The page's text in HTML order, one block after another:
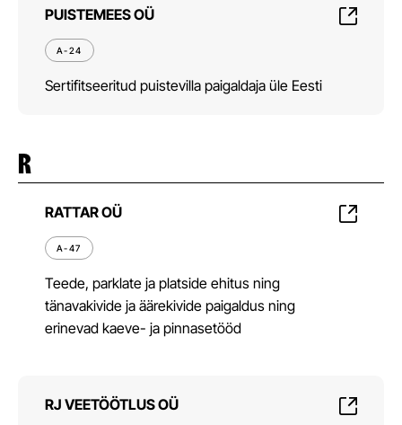
PUISTEMEES OÜ
A-24
Sertifitseeritud puistevilla paigaldaja üle Eesti
R
RATTAR OÜ
A-47
Teede, parklate ja platside ehitus ning
tänavakivide ja äärekivide paigaldus ning
erinevad kaeve- ja pinnasetööd
RJ VEETÖÖTLUS OÜ